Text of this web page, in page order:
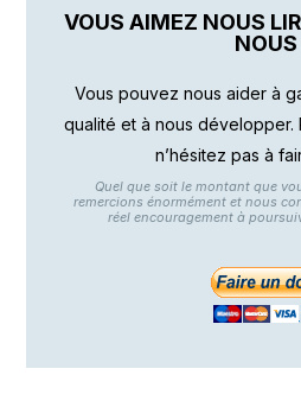
VOUS AIMEZ NOUS
NOUS
Vous pouvez nous aider à
qualité et à nous développer.
n’hésitez pas à
Quel que soit le montant que
remercions énormément et nous
réel encouragement à